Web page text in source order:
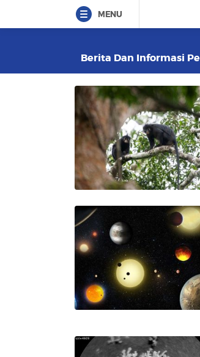
MENU
Berita Dan Informasi